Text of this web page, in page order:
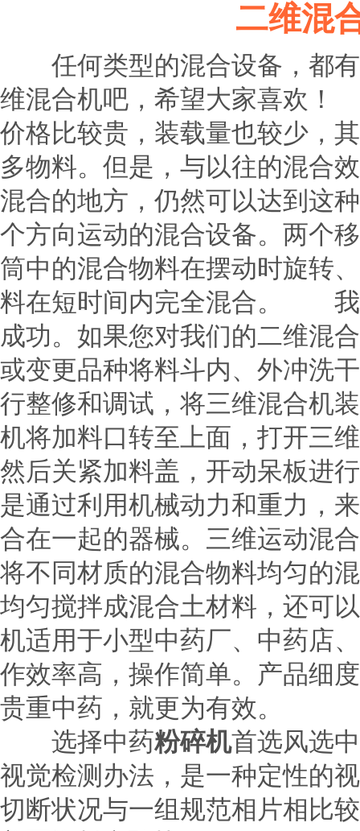
二维混
任何类型的混合设备，都有
维混合机吧，希望大家喜欢
价格比较贵，装载量也较少，
多物料。但是，与以往的混合
混合的地方，仍然可以达到
个方向运动的混合设备。两个
筒中的混合物料在摆动时旋转
料在短时间内完全混合。 我
成功。如果您对我们的二维混
或变更品种将料斗内、外冲洗
行整修和调试，将三维混合机
机将加料口转至上面，打开三
然后关紧加料盖，开动呆板进
是通过利用机械动力和重力，
合在一起的器械。三维运动混
将不同材质的混合物料均匀的
均匀搅拌成混合土材料，还可
机适用于小型中药厂、中药店
作效率高，操作简单。产品细
贵重中药，就更为有效。
选择中药粉碎机首选风选
视觉检测办法，是一种定性的
切断状况与一组规范相片相比